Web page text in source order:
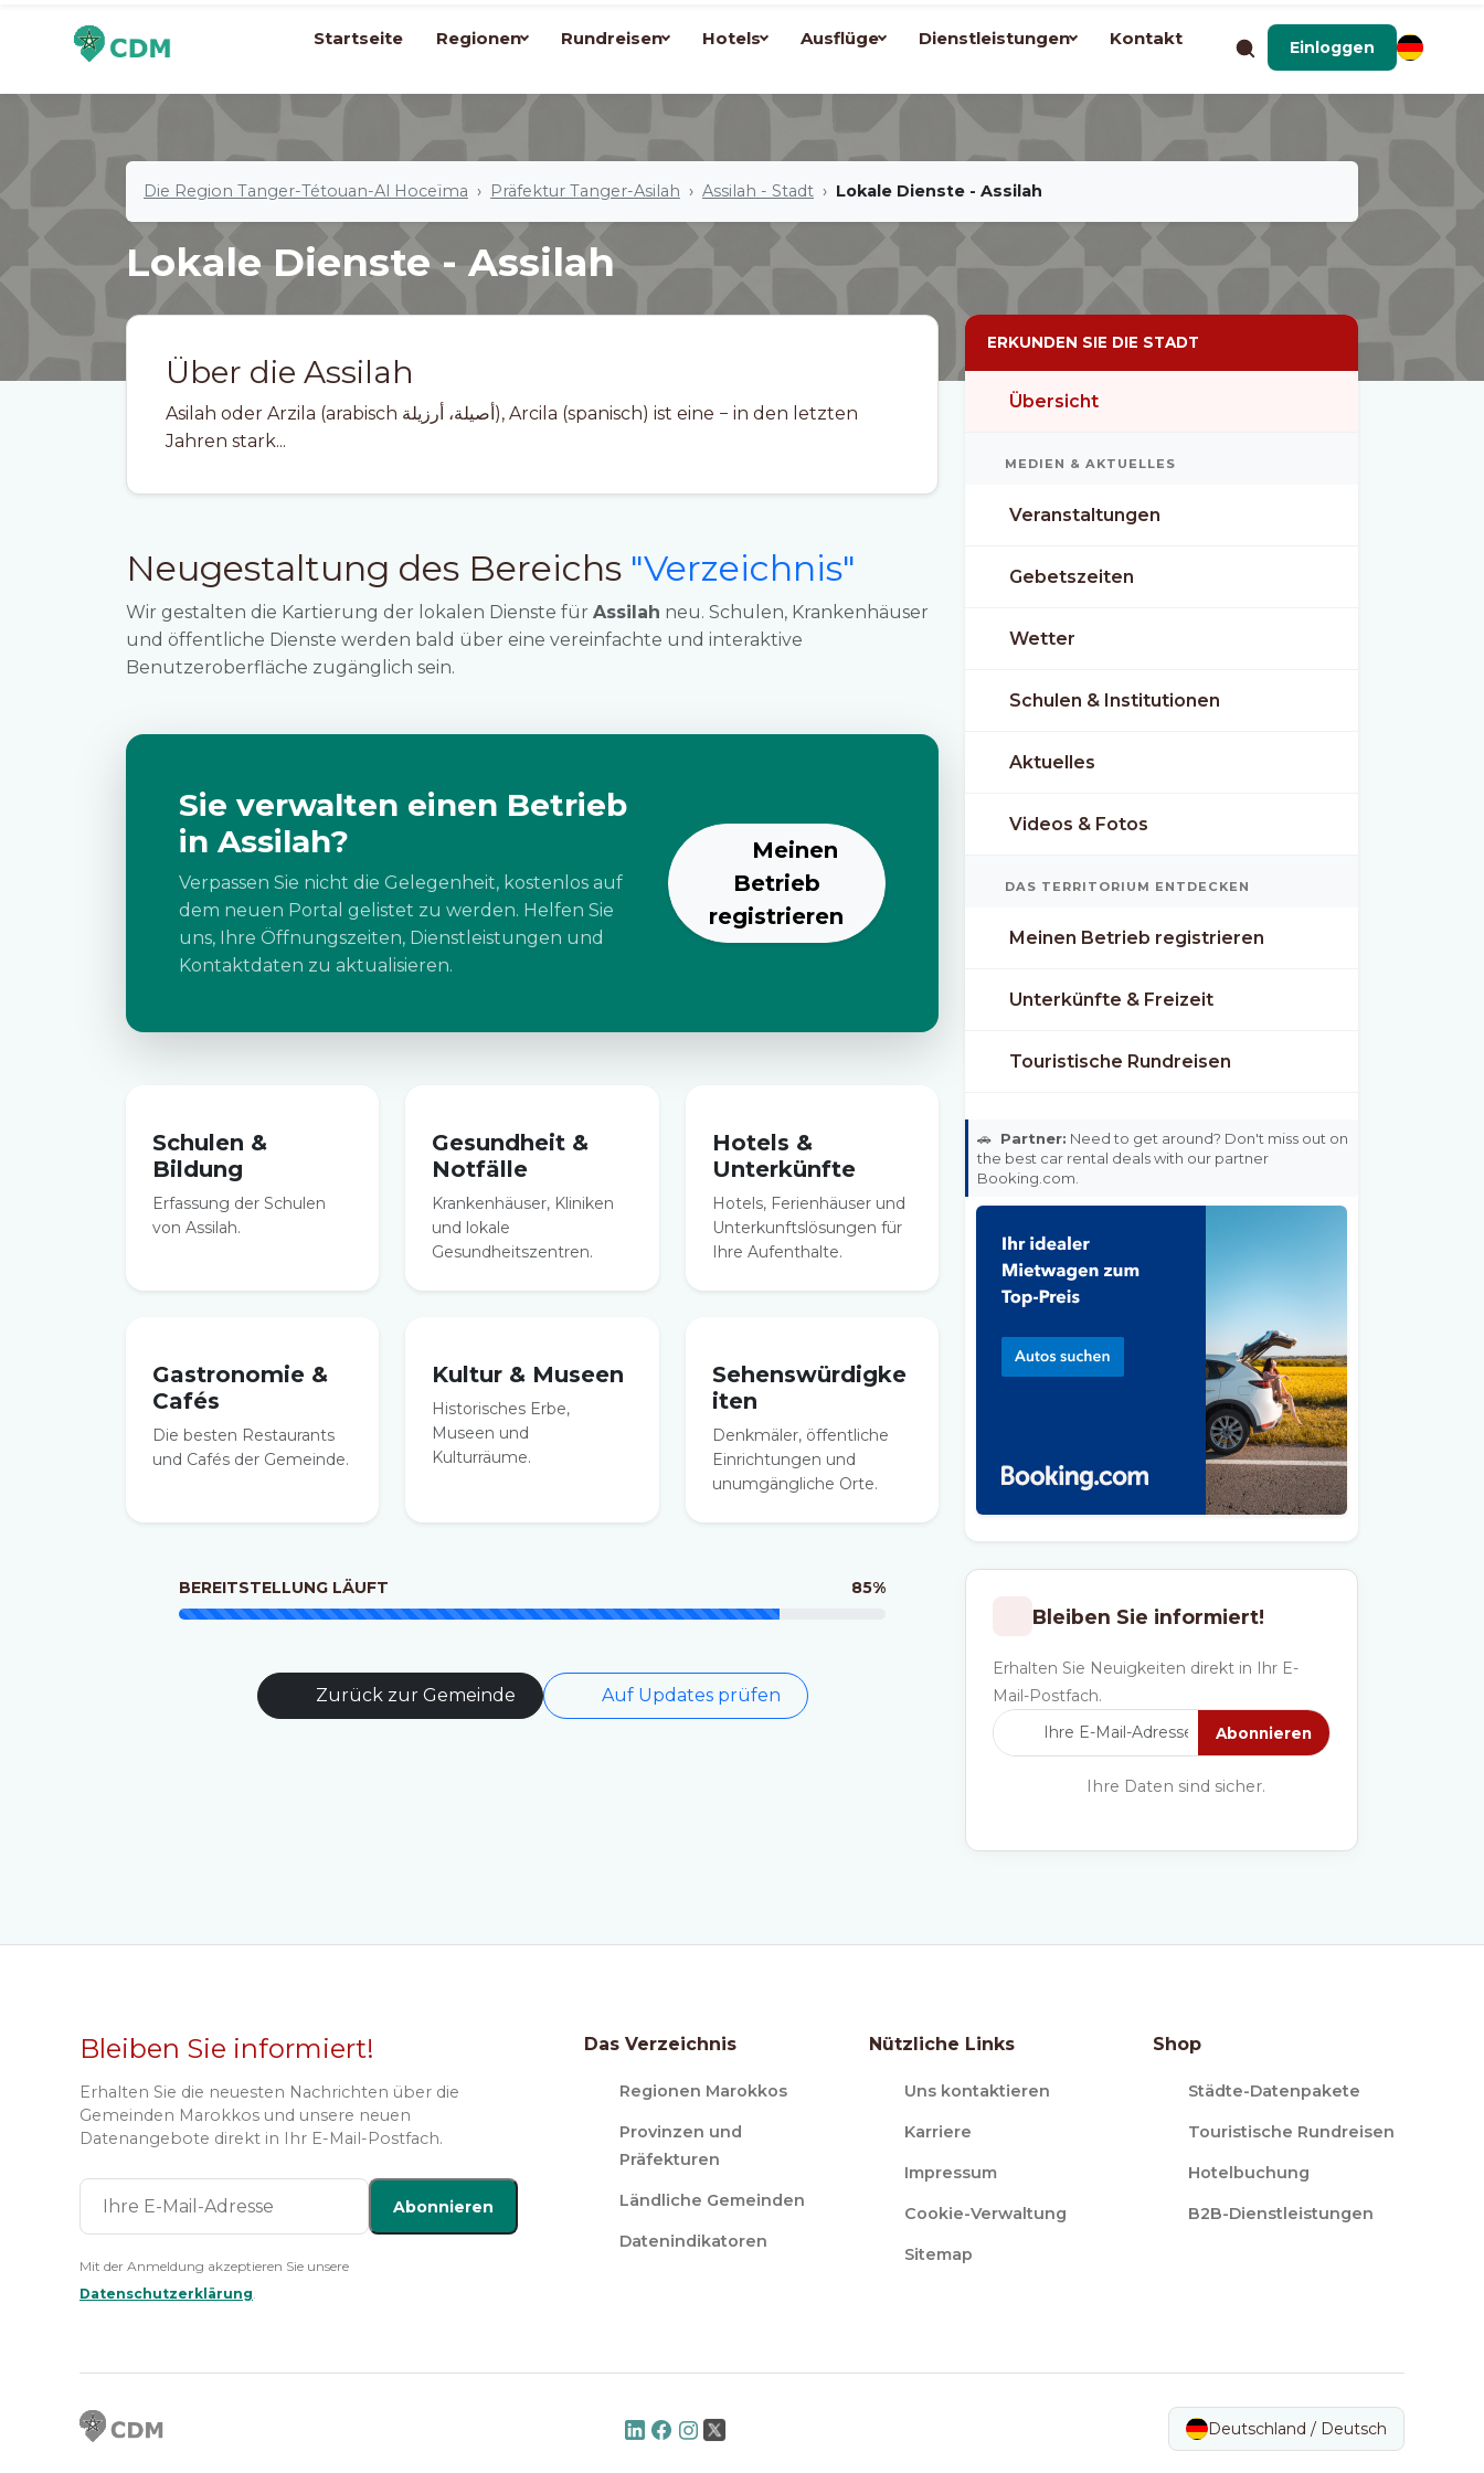
Startseite Regionen Rundreisen Hotels Ausflüge Dienstleistungen Kontakt Einloggen
Die Region Tanger-Tétouan-Al Hoceïma Präfektur Tanger-Asilah Assilah - Stadt Lokale Dienste - Assilah
Lokale Dienste - Assilah
Über die Assilah
Asilah oder Arzila (arabisch ‏أصيلة، أرزيلة‎), Arcila (spanisch) ist eine − in den letzten
Jahren stark...
Neugestaltung des Bereichs "Verzeichnis"
Wir gestalten die Kartierung der lokalen Dienste für Assilah neu. Schulen, Krankenhäuser
und öffentliche Dienste werden bald über eine vereinfachte und interaktive
Benutzeroberfläche zugänglich sein.
Sie verwalten einen Betrieb
in Assilah?
Verpassen Sie nicht die Gelegenheit, kostenlos auf
dem neuen Portal gelistet zu werden. Helfen Sie
uns, Ihre Öffnungszeiten, Dienstleistungen und
Kontaktdaten zu aktualisieren.
Meinen
Betrieb
registrieren
Schulen &
Bildung
Erfassung der Schulen
von Assilah.
Gesundheit &
Notfälle
Krankenhäuser, Kliniken
und lokale
Gesundheitszentren.
Hotels &
Unterkünfte
Hotels, Ferienhäuser und
Unterkunftslösungen für
Ihre Aufenthalte.
Gastronomie &
Cafés
Die besten Restaurants
und Cafés der Gemeinde.
Kultur & Museen
Historisches Erbe,
Museen und
Kulturräume.
Sehenswürdigke
iten
Denkmäler, öffentliche
Einrichtungen und
unumgängliche Orte.
BEREITSTELLUNG LÄUFT 85%
Zurück zur Gemeinde Auf Updates prüfen
ERKUNDEN SIE DIE STADT
Übersicht
MEDIEN & AKTUELLES
Veranstaltungen
Gebetszeiten
Wetter
Schulen & Institutionen
Aktuelles
Videos & Fotos
DAS TERRITORIUM ENTDECKEN
Meinen Betrieb registrieren
Unterkünfte & Freizeit
Touristische Rundreisen
🚗 Partner: Need to get around? Don't miss out on
the best car rental deals with our partner
Booking.com.
Bleiben Sie informiert!
Erhalten Sie Neuigkeiten direkt in Ihr E-
Mail-Postfach.
Abonnieren
Ihre Daten sind sicher.
Bleiben Sie informiert!
Erhalten Sie die neuesten Nachrichten über die
Gemeinden Marokkos und unsere neuen
Datenangebote direkt in Ihr E-Mail-Postfach.
Abonnieren
Mit der Anmeldung akzeptieren Sie unsere
Datenschutzerklärung.
Das Verzeichnis
Regionen Marokkos
Provinzen und
Präfekturen
Ländliche Gemeinden
Datenindikatoren
Nützliche Links
Uns kontaktieren
Karriere
Impressum
Cookie-Verwaltung
Sitemap
Shop
Städte-Datenpakete
Touristische Rundreisen
Hotelbuchung
B2B-Dienstleistungen
Deutschland / Deutsch